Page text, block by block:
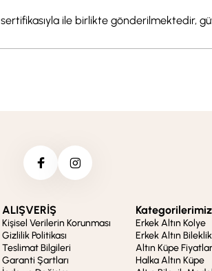
ile birlikte gönderilmektedir,
ALIŞVERİŞ
Kişisel Verilerin Korunması
Gizlilik Politikası
Teslimat Bilgileri
Garanti Şartları
Kategorilerimiz
Erkek Altın Kolye
Erkek Altın Bileklik
Altın Küpe
Halka Altın Küpe